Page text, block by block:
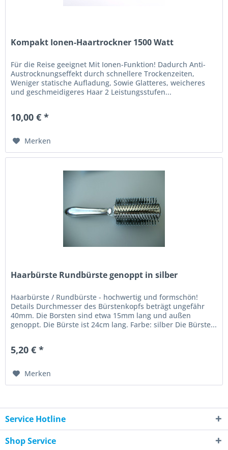
Kompakt Ionen-Haartrockner 1500 Watt
Für die Reise geeignet Mit Ionen-Funktion! Dadurch Anti-
Austrocknungseffekt durch schnellere Trockenzeiten,
Weniger statische Aufladung, Sowie Glatteres, weicheres
und geschmeidigeres Haar 2 Leistungsstufen...
10,00 € *
Merken
Haarbürste Rundbürste genoppt in silber
Haarbürste / Rundbürste - hochwertig und formschön!
Details Durchmesser des Bürstenkopfs beträgt ungefähr
40mm. Die Borsten sind etwa 15mm lang und außen
genoppt. Die Bürste ist 24cm lang. Farbe: silber Die Bürste...
5,20 € *
Merken
Service Hotline
Shop Service